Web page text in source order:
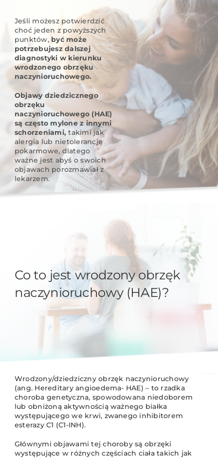
Jeśli możesz potwierdzić
choć jeden z powyższych
punktów, być może
potrzebujesz dalszej
diagnostyki w kierunku
wrodzonego obrzęku
naczynioruchowego.
Objawy dziedzicznego
obrzęku
naczynioruchowego (HAE)
są często mylone z innymi
schorzeniami, takimi jak
alergia lub nietolerancje
pokarmowe, dlatego
ważne jest abyś o swoich
objawach porozmawiał z
lekarzem.
Co to jest wrodzony obrzęk
naczynioruchowy (HAE)?
Wrodzony/dziedziczny obrzęk naczynioruchowy
(ang. Hereditary angioedema- HAE) – to rzadka
choroba genetyczna, spowodowana niedoborem
lub obniżoną aktywnością ważnego białka
występującego we krwi, zwanego inhibitorem
esterazy C1 (C1-INH).
Głównymi objawami tej choroby są obrzęki
występujące w różnych częściach ciała takich jak